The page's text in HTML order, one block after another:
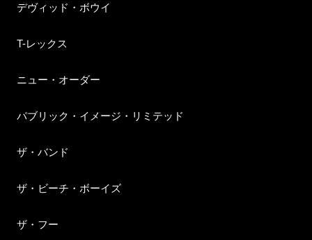
デヴィッド・ボウイ
T-レックス
ニュー・オーダー
パブリック・イメージ・リミテッド
ザ・バンド
ザ・ビーチ・ボーイズ
ザ・フー